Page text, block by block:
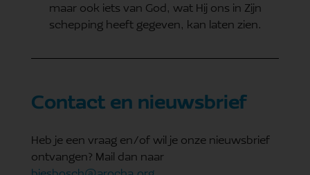
maar ook iets van God, wat Hij ons in Zijn
schepping heeft gegeven, kan laten zien.
Contact en nieuwsbrief
Heb je een vraag en/of wil je onze nieuwsbrief
ontvangen? Mail dan naar